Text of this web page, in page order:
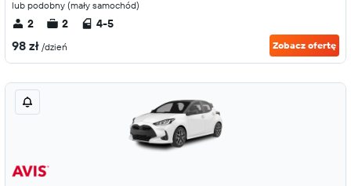
lub podobny (mały samochód)
2 2 4-5
98 zł /dzień Zobacz ofertę